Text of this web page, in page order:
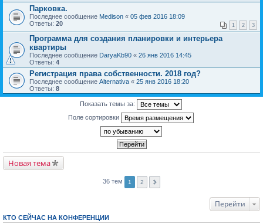
Парковка.
Последнее сообщение Medison « 05 фев 2016 18:09
Ответы: 20 1 2 3
Программа для создания планировки и интерьера
квартиры
Последнее сообщение DaryaKb90 « 26 янв 2016 14:45
Ответы: 4
Регистрация права собственности. 2018 год?
Последнее сообщение Alternativa « 25 янв 2016 18:20
Ответы: 8
Показать темы за:
Поле сортировки
Новая тема
36 тем 1 2
Перейти
КТО СЕЙЧАС НА КОНФЕРЕНЦИИ